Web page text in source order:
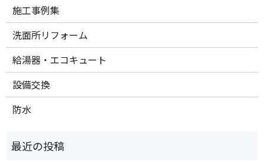
施工事例集
洗面所リフォーム
給湯器・エコキュート
設備交換
防水